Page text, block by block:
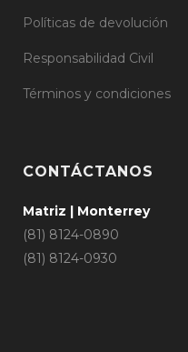
Políticas de devolución
Responsabilidad Civil
Términos y condiciones
CONTÁCTANOS
Matriz | Monterrey
(81) 8124-0890
(81) 8124-0930